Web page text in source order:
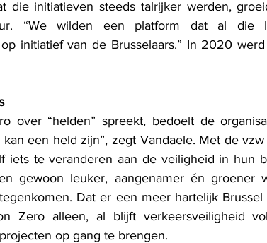
die initiatieven steeds talrijker werden,
“We wilden een platform dat al die
initiatief van de Brusselaars.” In 2020
over “helden” spreekt, bedoelt de
kan een held zijn”, zegt Vandaele. Met de
iets te veranderen aan de veiligheid in hun
gewoon leuker, aangenamer én groener
Dat er een meer hartelijk Brussel
Zero alleen, al blijft verkeersveiligheid
op gang te brengen.